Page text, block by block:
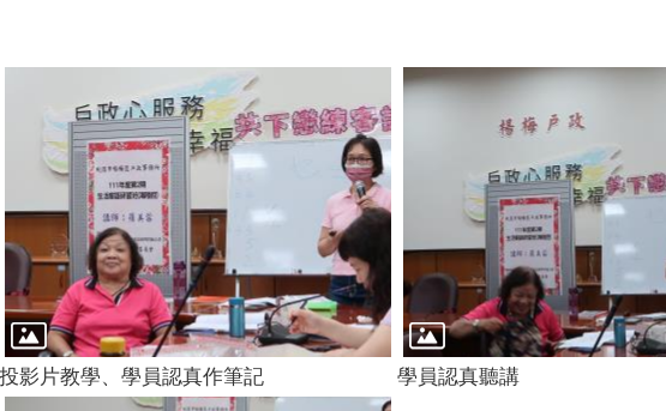
投影片教學、學員認真作筆記 學員認真聽講